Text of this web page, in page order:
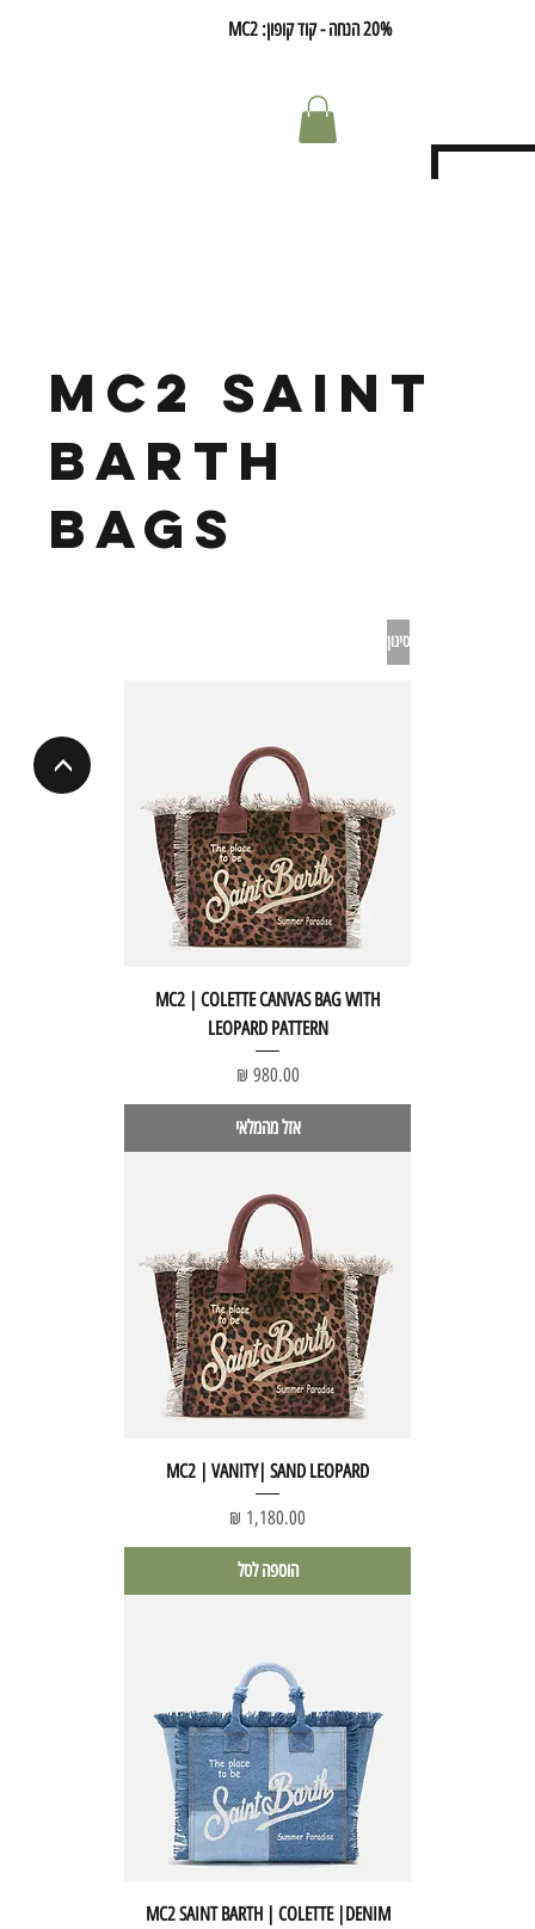
20% הנחה - קוד קופון: MC2
mc2 saint
barth
bags
סינון
MC2 | COLETTE CANVAS BAG WITH
LEOPARD PATTERN
מחיר
אזל מהמלאי
MC2 | VANITY| SAND LEOPARD
מחיר
הוספה לסל
MC2 SAINT BARTH | COLETTE |DENIM
<